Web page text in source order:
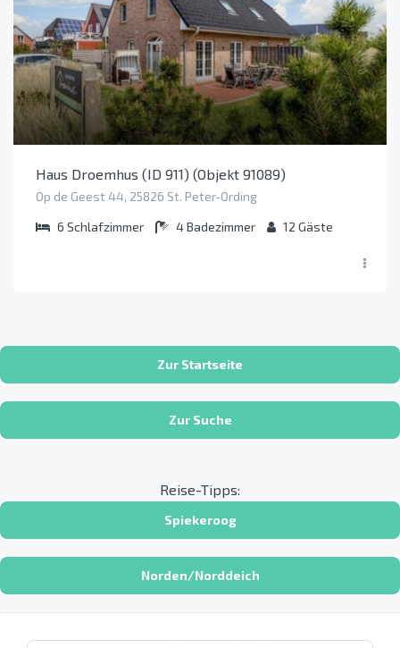
Haus Droemhus (ID 911) (Objekt 91089)
Op de Geest 44, 25826 St. Peter-Ording
6 Schlafzimmer 4Badezimmer 12 Gäste
Zur Startseite
Zur Suche
Reise-Tipps:
Spiekeroog
Norden/Norddeich